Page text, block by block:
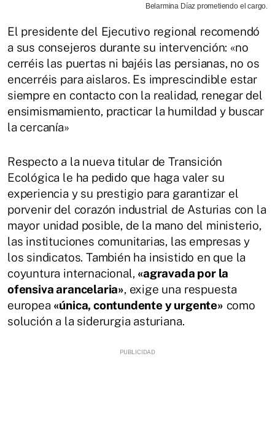
Belarmina Díaz prometiendo el cargo.
El presidente del Ejecutivo regional recomendó
a sus consejeros durante su intervención: «no
cerréis las puertas ni bajéis las persianas, no os
encerréis para aislaros. Es imprescindible estar
siempre en contacto con la realidad, renegar del
ensimismamiento, practicar la humildad y buscar
la cercanía»
Respecto a la nueva titular de Transición
Ecológica le ha pedido que haga valer su
experiencia y su prestigio para garantizar el
porvenir del corazón industrial de Asturias con la
mayor unidad posible, de la mano del ministerio,
las instituciones comunitarias, las empresas y
los sindicatos. También ha insistido en que la
coyuntura internacional, «agravada por la
ofensiva arancelaria», exige una respuesta
europea «única, contundente y urgente» como
solución a la siderurgia asturiana.